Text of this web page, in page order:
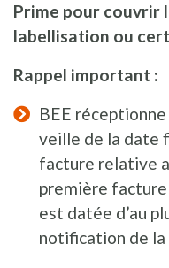
Prime pour couvrir
labellisation ou
Rappel important :
BEE
veille de la date
facture relative
première
est datée d’au
notification de la